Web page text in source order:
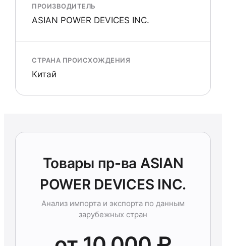
ПРОИЗВОДИТЕЛЬ
ASIAN POWER DEVICES INC.
СТРАНА ПРОИСХОЖДЕНИЯ
Китай
Товары пр-ва ASIAN
POWER DEVICES INC.
Анализ импорта и экспорта по данным
зарубежных стран